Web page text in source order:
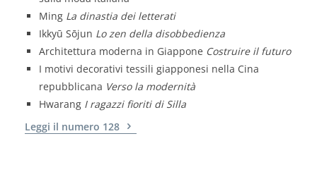
Ming La dinastia dei letterati
Ikkyū Sōjun Lo zen della disobbedienza
Architettura moderna in Giappone Costruire il futuro
I motivi decorativi tessili giapponesi nella Cina
repubblicana Verso la modernità
Hwarang I ragazzi fioriti di Silla
Leggi il numero 128